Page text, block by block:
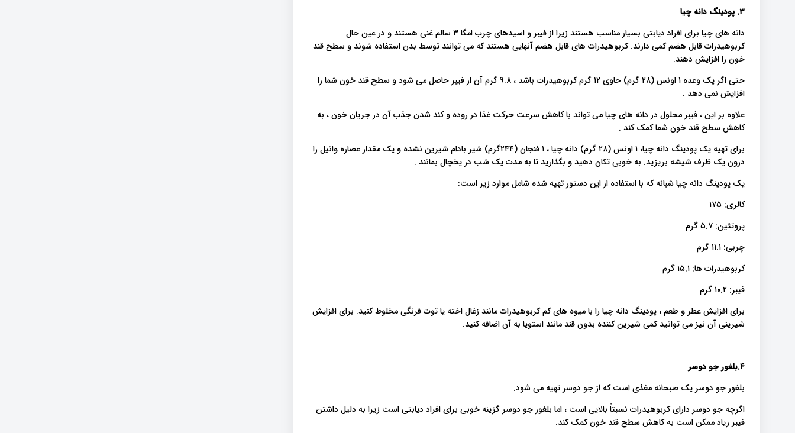
۳. پودینگ دانه چیا
دانه های چیا برای افراد دیابتی بسیار مناسب هستند زیرا از فیبر و اسیدهای چرب امگا ۳ سالم غنی هستند و در عین حال
کربوهیدرات قابل هضم کمی دارند. کربوهیدرات های قابل هضم آنهایی هستند که می توانند توسط بدن استفاده شوند و سطح قند
خون را افزایش دهند.
حتی اگر یک وعده ۱ اونس (۲۸ گرم) حاوی ۱۲ گرم کربوهیدرات باشد ، ۹.۸ گرم آن از فیبر حاصل می شود و سطح قند خون شما را
افزایش نمی دهد .
علاوه بر این ، فیبر محلول در دانه های چیا می تواند با کاهش سرعت حرکت غذا در روده و کند شدن جذب آن در جریان خون ، به
کاهش سطح قند خون شما کمک کند .
برای تهیه یک پودینگ دانه چیا، ۱ اونس (۲۸ گرم) دانه چیا ، ۱ فنجان (۲۴۴گرم) شیر بادام شیرین نشده و یک مقدار عصاره وانیل را
درون یک ظرف شیشه بریزید. به خوبی تکان دهید و بگذارید تا به مدت یک شب در یخچال بمانند .
یک پودینگ دانه چیا شبانه که با استفاده از این دستور تهیه شده شامل موارد زیر است:
کالری: ۱۷۵
پروتئین: ۵.۷ گرم
چربی: ۱۱.۱ گرم
کربوهیدرات ها: ۱۵.۱ گرم
فیبر: ۱۰.۲ گرم
برای افزایش عطر و طعم ، پودینگ دانه چیا را با میوه های کم کربوهیدرات مانند زغال اخته یا توت فرنگی مخلوط کنید. برای افزایش
شیرینی آن نیز می توانید کمی شیرین کننده بدون قند مانند استویا به آن اضافه کنید.
۴.بلغور جو دوسر
بلغور جو دوسر یک صبحانه مغذی است که از جو دوسر تهیه می شود.
اگرچه جو دوسر دارای کربوهیدرات نسبتاً بالایی است ، اما بلغور جو دوسر گزینه خوبی برای افراد دیابتی است زیرا به دلیل داشتن
فیبر زیاد ممکن است به کاهش سطح قند خون کمک کند.